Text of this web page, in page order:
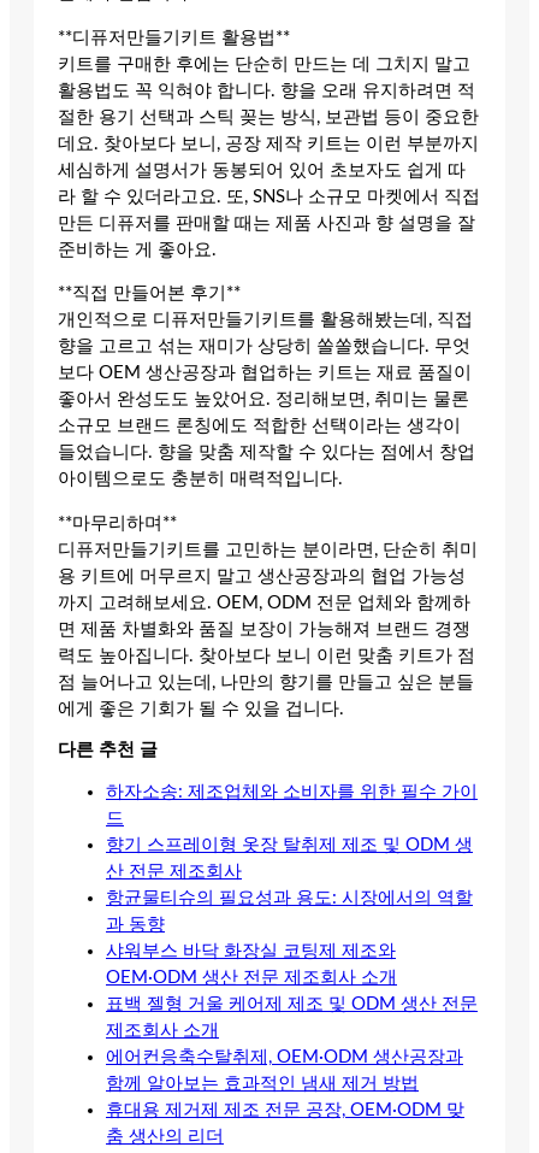
**디퓨저만들기키트 활용법**
키트를 구매한 후에는 단순히 만드는 데 그치지 말고
활용법도 꼭 익혀야 합니다. 향을 오래 유지하려면 적
절한 용기 선택과 스틱 꽂는 방식, 보관법 등이 중요한
데요. 찾아보다 보니, 공장 제작 키트는 이런 부분까지
세심하게 설명서가 동봉되어 있어 초보자도 쉽게 따
라 할 수 있더라고요. 또, SNS나 소규모 마켓에서 직접
만든 디퓨저를 판매할 때는 제품 사진과 향 설명을 잘
준비하는 게 좋아요.
**직접 만들어본 후기**
개인적으로 디퓨저만들기키트를 활용해봤는데, 직접
향을 고르고 섞는 재미가 상당히 쏠쏠했습니다. 무엇
보다 OEM 생산공장과 협업하는 키트는 재료 품질이
좋아서 완성도도 높았어요. 정리해보면, 취미는 물론
소규모 브랜드 론칭에도 적합한 선택이라는 생각이
들었습니다. 향을 맞춤 제작할 수 있다는 점에서 창업
아이템으로도 충분히 매력적입니다.
**마무리하며**
디퓨저만들기키트를 고민하는 분이라면, 단순히 취미
용 키트에 머무르지 말고 생산공장과의 협업 가능성
까지 고려해보세요. OEM, ODM 전문 업체와 함께하
면 제품 차별화와 품질 보장이 가능해져 브랜드 경쟁
력도 높아집니다. 찾아보다 보니 이런 맞춤 키트가 점
점 늘어나고 있는데, 나만의 향기를 만들고 싶은 분들
에게 좋은 기회가 될 수 있을 겁니다.
다른 추천 글
하자소송: 제조업체와 소비자를 위한 필수 가이
드
향기 스프레이형 옷장 탈취제 제조 및 ODM 생
산 전문 제조회사
항균물티슈의 필요성과 용도: 시장에서의 역할
과 동향
샤워부스 바닥 화장실 코팅제 제조와
OEM·ODM 생산 전문 제조회사 소개
표백 젤형 거울 케어제 제조 및 ODM 생산 전문
제조회사 소개
에어컨응축수탈취제, OEM·ODM 생산공장과
함께 알아보는 효과적인 냄새 제거 방법
휴대용 제거제 제조 전문 공장, OEM·ODM 맞
춤 생산의 리더